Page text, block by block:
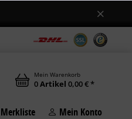
Mein Warenkorb
0Artikel 0,00 € *
Merkliste Mein Konto